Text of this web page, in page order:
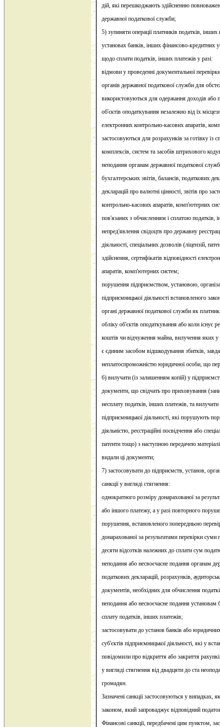
дій, які перешкоджають здійсненню
державної податкової служби;
5) зупиняти операції платників податків,
установах банків, інших фінансово-кредитних
щодо сплати податків, інших платежів у разі:
відмови у проведенні документальної
органів державної податкової служби для
використовуються для одержання доходів або
об'єктів оподаткування незалежно від їх
електронних контрольно-касових апаратів,
застосовуються для розрахунків за готівку із
комплексів, систем та засобів штрихового
неподання органам державної податкової
бухгалтерських звітів, балансів, податкових
декларацій про валютні цінності, звітів про
контрольно-касових апаратів, комп'ютерних
пов'язаних з обчисленням і сплатою податків,
непред'явлення свідоцтв про державну
діяльності, спеціальних дозволів (ліцензій,
здійснення, сертифікатів відповідності
апаратів, комп'ютерних систем;
порушення підприємством, установою,
підприємницької діяльності встановленого
органі державної податкової служби як
обліку об'єктів оподаткування або коли існує
коштів чи відчуження майна, вилучення яких
є єдиним засобом відшкодування збитків,
неплатоспроможністю юридичної особи, що
6) вилучати (із залишенням копій) у
документи, що свідчать про приховування
несплату податків, інших платежів, та
підприємницької діяльності, які порушують
діяльністю, реєстраційні посвідчення або
патенти тощо) з наступною передачею
видали ці документи;
7) застосовувати до підприємств, установ,
санкції у вигляді стягнення:
однократного розміру донарахованої за
або іншого платежу, а у разі повторного
порушення, встановленого попередньою
донарахованої за результатами перевірки
десяти відсотків належних до сплати сум
неподання або несвоєчасне подання органам
податкових декларацій, розрахунків,
документів, необхідних для обчислення
неподання або несвоєчасне подання установам
сплату податків, інших платежів;
застосовувати до установ банків або
суб'єктів підприємницької діяльності, які у
повідомили про відкриття або закриття
у вигляді стягнення від двадцяти до ста
громадян.
Зазначені санкції застосовуються у випадках,
законом, який запроваджує відповідний
Фінансові санкції, передбачені цим пунктом,